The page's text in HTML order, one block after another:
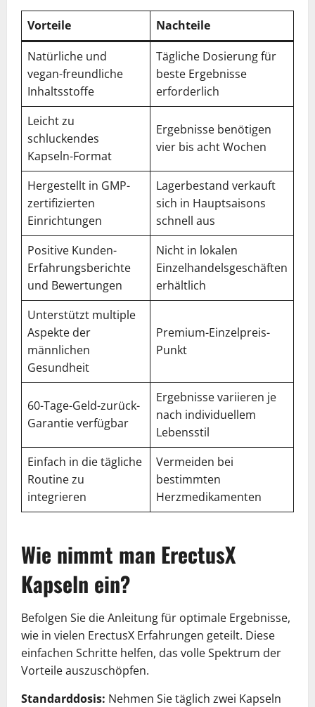
Vorteile
Nachteile
Natürliche und
vegan-freundliche
Inhaltsstoffe
Tägliche Dosierung für
beste Ergebnisse
erforderlich
Leicht zu
schluckendes
Kapseln-Format
Ergebnisse benötigen
vier bis acht Wochen
Hergestellt in GMP-
zertifizierten
Einrichtungen
Lagerbestand verkauft
sich in Hauptsaisons
schnell aus
Positive Kunden-
Erfahrungsberichte
und Bewertungen
Nicht in lokalen
Einzelhandelsgeschäften
erhältlich
Unterstützt multiple
Aspekte der
männlichen
Gesundheit
Premium-Einzelpreis-
Punkt
60-Tage-Geld-zurück-
Garantie verfügbar
Ergebnisse variieren je
nach individuellem
Lebensstil
Einfach in die tägliche
Routine zu
integrieren
Vermeiden bei
bestimmten
Herzmedikamenten
Wie nimmt man ErectusX
Kapseln ein?
Befolgen Sie die Anleitung für optimale Ergebnisse,
wie in vielen ErectusX Erfahrungen geteilt. Diese
einfachen Schritte helfen, das volle Spektrum der
Vorteile auszuschöpfen.
Standarddosis: Nehmen Sie täglich zwei Kapseln